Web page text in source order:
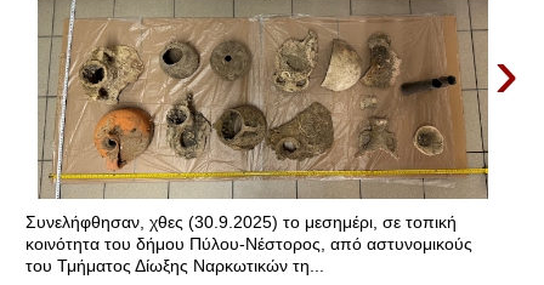
›
Συνελήφθησαν, χθες (30.9.2025) το μεσημέρι, σε τοπική
κοινότητα του δήμου Πύλου-Νέστορος, από αστυνομικούς
του Τμήματος Δίωξης Ναρκωτικών τη...